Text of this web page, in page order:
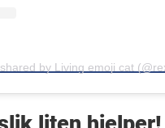
by Living emoji cat